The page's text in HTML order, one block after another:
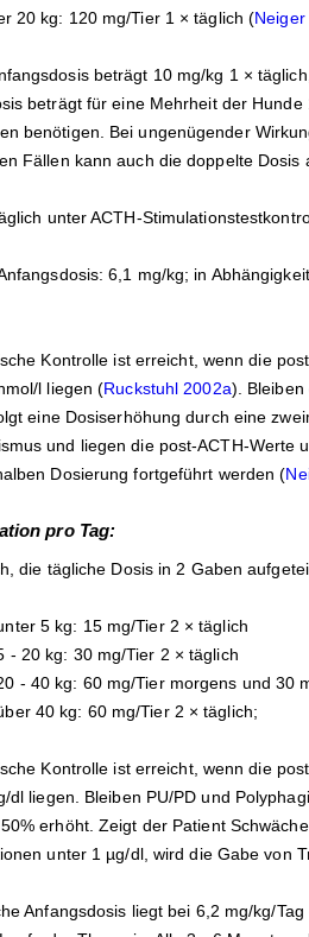
20 kg: 120 mg/Tier 1 × täglich (Neiger
beträgt 10 mg/kg 1 ×
beträgt für eine Mehrheit der
benötigen. Bei ungenügender
Fällen kann auch die doppelte
unter ACTH-
6,1 mg/kg; in
Kontrolle ist erreicht, wenn die
l liegen (Ruckstuhl 2002a). Bleiben
eine Dosiserhöhung durch eine
und liegen die post-ACTH-
Dosierung fortgeführt werden (
pro Tag:
die tägliche Dosis in 2 Gaben
5 kg: 15 mg/Tier 2 × täglich
- 20 kg: 30 mg/Tier 2 × täglich
- 40 kg: 60 mg/Tier morgens und 30
40 kg: 60 mg/Tier 2 × täglich;
Kontrolle ist erreicht, wenn die
dl liegen. Bleiben PU/PD und
erhöht. Zeigt der Patient
unter 1 µg/dl, wird die Gabe von
Anfangsdosis liegt bei 6,2 mg/kg/